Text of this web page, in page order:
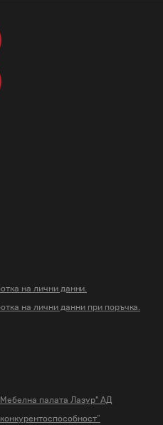
обработка на лични данни.
обработка на лични данни при поръчка.
палата Лазур" АД
конкурентоспособност“